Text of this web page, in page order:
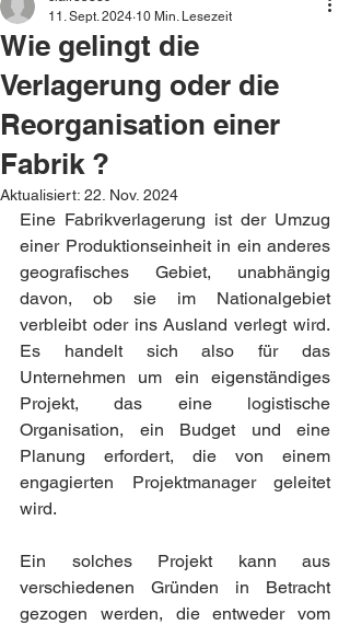
Wie gelingt die
Verlagerung oder die
Reorganisation einer
Fabrik ?
11. Sept. 2024 10 Min. Lesezeit
Aktualisiert: 22. Nov. 2024
Eine Fabrikverlagerung ist der Umzug
einer Produktionseinheit in ein anderes
geografisches Gebiet, unabhängig
davon, ob sie im Nationalgebiet
verbleibt oder ins Ausland verlegt wird.
Es handelt sich also für das
Unternehmen um ein eigenständiges
Projekt, das eine logistische
Organisation, ein Budget und eine
Planung erfordert, die von einem
engagierten Projektmanager geleitet
wird.
Ein solches Projekt kann aus
verschiedenen Gründen in Betracht
gezogen werden, die entweder vom